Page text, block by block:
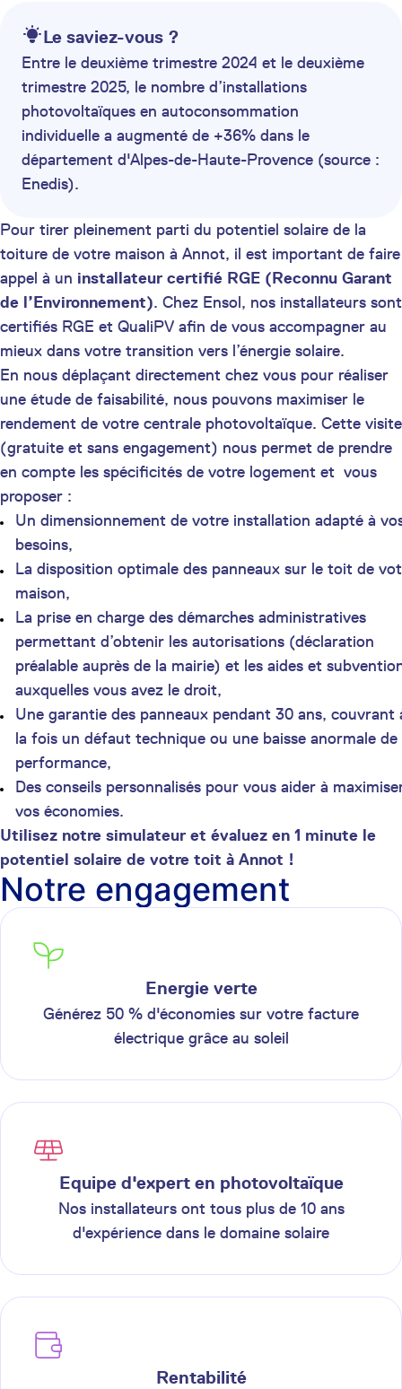
Le saviez-vous ?
Entre le deuxième trimestre 2024 et le deuxième
trimestre 2025, le nombre d’installations
photovoltaïques en autoconsommation
individuelle a augmenté de +36% dans le
département d'Alpes-de-Haute-Provence (source :
Enedis).
Pour tirer pleinement parti du potentiel solaire de la
toiture de votre maison à Annot, il est important de faire
appel à un installateur certifié RGE (Reconnu Garant
de l’Environnement). Chez Ensol, nos installateurs sont
certifiés RGE et QualiPV afin de vous accompagner au
mieux dans votre transition vers l’énergie solaire.
En nous déplaçant directement chez vous pour réaliser
une étude de faisabilité, nous pouvons maximiser le
rendement de votre centrale photovoltaïque. Cette visite
(gratuite et sans engagement) nous permet de prendre
en compte les spécificités de votre logement et vous
proposer :
Un dimensionnement de votre installation adapté à
besoins,
La disposition optimale des panneaux sur le toit de
maison,
La prise en charge des démarches administratives
permettant d’obtenir les autorisations (déclaration
préalable auprès de la mairie) et les aides et
auxquelles vous avez le droit,
Une garantie des panneaux pendant 30 ans, couvrant
la fois un défaut technique ou une baisse anormale de
performance,
Des conseils personnalisés pour vous aider à
vos économies.
Utilisez notre simulateur et évaluez en 1 minute le
potentiel solaire de votre toit à Annot !
Notre engagement
Energie verte
Générez 50 % d'économies sur votre facture
électrique grâce au soleil
Equipe d'expert en photovoltaïque
Nos installateurs ont tous plus de 10 ans
d'expérience dans le domaine solaire
Rentabilité